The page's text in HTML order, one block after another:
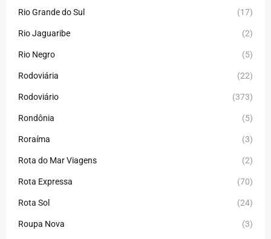
Rio Grande do Sul (17)
Rio Jaguaribe (2)
Rio Negro (5)
Rodoviária (22)
Rodoviário (373)
Rondônia (5)
Roraíma (3)
Rota do Mar Viagens (2)
Rota Expressa (70)
Rota Sol (24)
Roupa Nova (3)